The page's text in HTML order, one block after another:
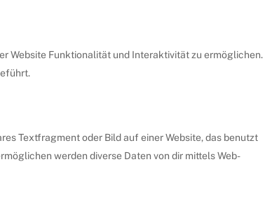
Website Funktionalität und Interaktivität zu ermöglichen.
Textfragment oder Bild auf einer Website, das benutzt
werden diverse Daten von dir mittels Web-